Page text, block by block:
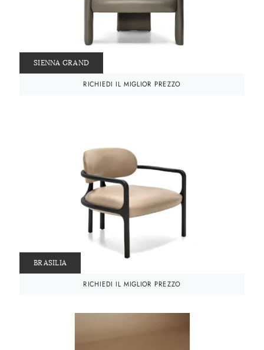
SIENNA GRAND
RICHIEDI IL MIGLIOR PREZZO
BRASILIA
RICHIEDI IL MIGLIOR PREZZO